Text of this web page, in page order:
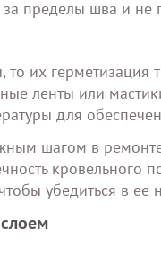
пределы шва и не
их герметизация
ленты или
для
шагом в
кровельного
убедиться в ее